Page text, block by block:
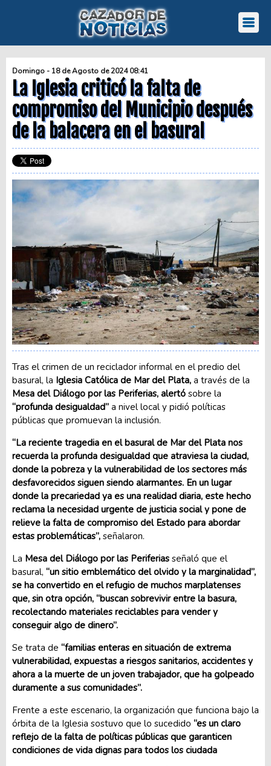
Domingo - 18 de Agosto de 2024 08:41
La Iglesia criticó la falta de
compromiso del Municipio después
de la balacera en el basural
Tras el crimen de un reciclador informal en el predio del
basural, la Iglesia Católica de Mar del Plata, a través de la
Mesa del Diálogo por las Periferias, alertó sobre la
“profunda desigualdad” a nivel local y pidió políticas
públicas que promuevan la inclusión.
“La reciente tragedia en el basural de Mar del Plata nos
recuerda la profunda desigualdad que atraviesa la ciudad,
donde la pobreza y la vulnerabilidad de los sectores más
desfavorecidos siguen siendo alarmantes. En un lugar
donde la precariedad ya es una realidad diaria, este hecho
reclama la necesidad urgente de justicia social y pone de
relieve la falta de compromiso del Estado para abordar
estas problemáticas”, señalaron.
La Mesa del Diálogo por las Periferias señaló que el
basural, “un sitio emblemático del olvido y la marginalidad”,
se ha convertido en el refugio de muchos marplatenses
que, sin otra opción, “buscan sobrevivir entre la basura,
recolectando materiales reciclables para vender y
conseguir algo de dinero”.
Se trata de “familias enteras en situación de extrema
vulnerabilidad, expuestas a riesgos sanitarios, accidentes y
ahora a la muerte de un joven trabajador, que ha golpeado
duramente a sus comunidades”.
Frente a este escenario, la organización que funciona bajo la
órbita de la Iglesia sostuvo que lo sucedido “es un claro
reflejo de la falta de políticas públicas que garanticen
condiciones de vida dignas para todos los ciudada